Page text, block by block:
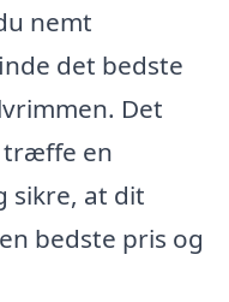
nemt
det bedste
Det
træffe en
sikre, at dit
bedste pris og